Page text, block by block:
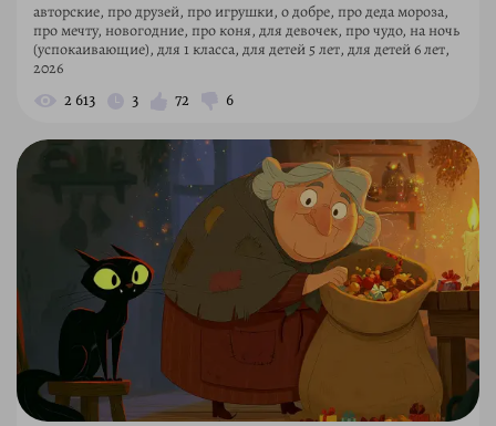
авторские, про друзей, про игрушки, о добре, про деда мороза,
про мечту, новогодние, про коня, для девочек, про чудо, на ночь
(успокаивающие), для 1 класса, для детей 5 лет, для детей 6 лет,
2026
2 613 3 72 6